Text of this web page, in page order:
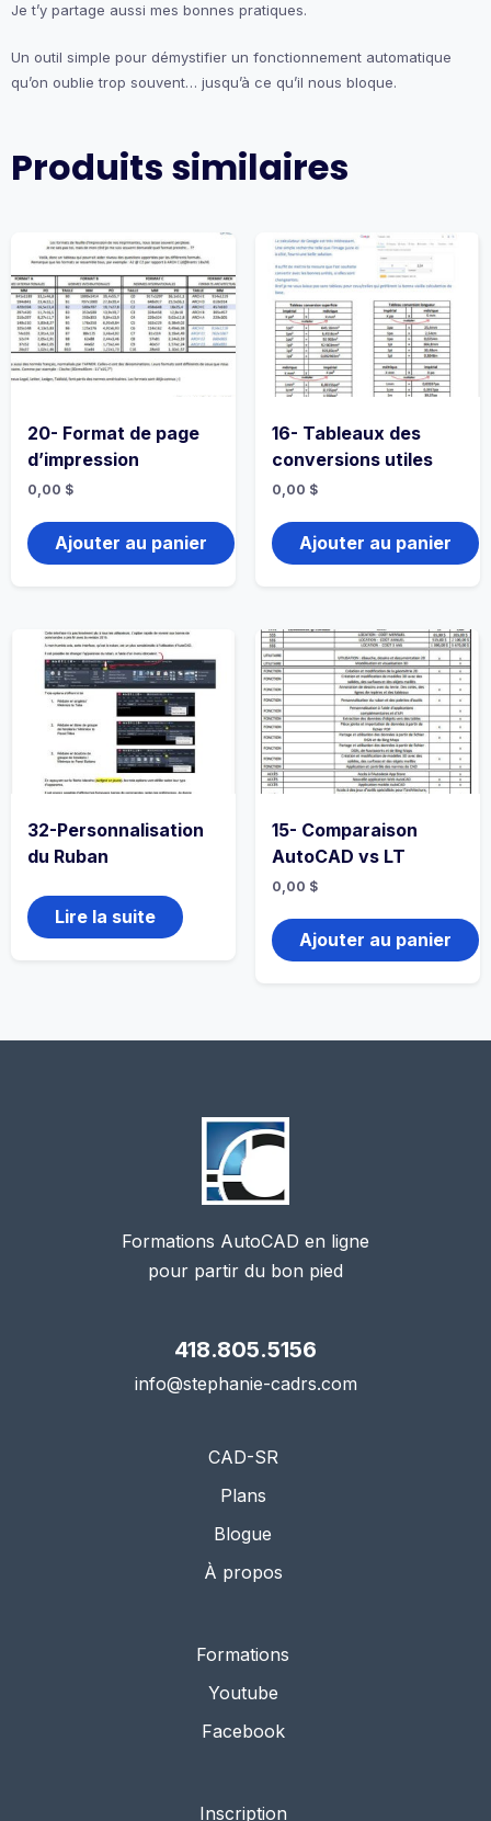
Je t’y partage aussi mes bonnes pratiques.
Un outil simple pour démystifier un fonctionnement automatique
qu’on oublie trop souvent… jusqu’à ce qu’il nous bloque.
Produits similaires
20- Format de page
d’impression
0,00 $
Ajouter au panier
16- Tableaux des
conversions utiles
0,00 $
Ajouter au panier
32-Personnalisation
du Ruban
Lire la suite
15- Comparaison
AutoCAD vs LT
0,00 $
Ajouter au panier
Formations AutoCAD en ligne
pour partir du bon pied
418.805.5156
info@stephanie-cadrs.com
CAD-SR
Plans
Blogue
À propos
Formations
Youtube
Facebook
Inscription